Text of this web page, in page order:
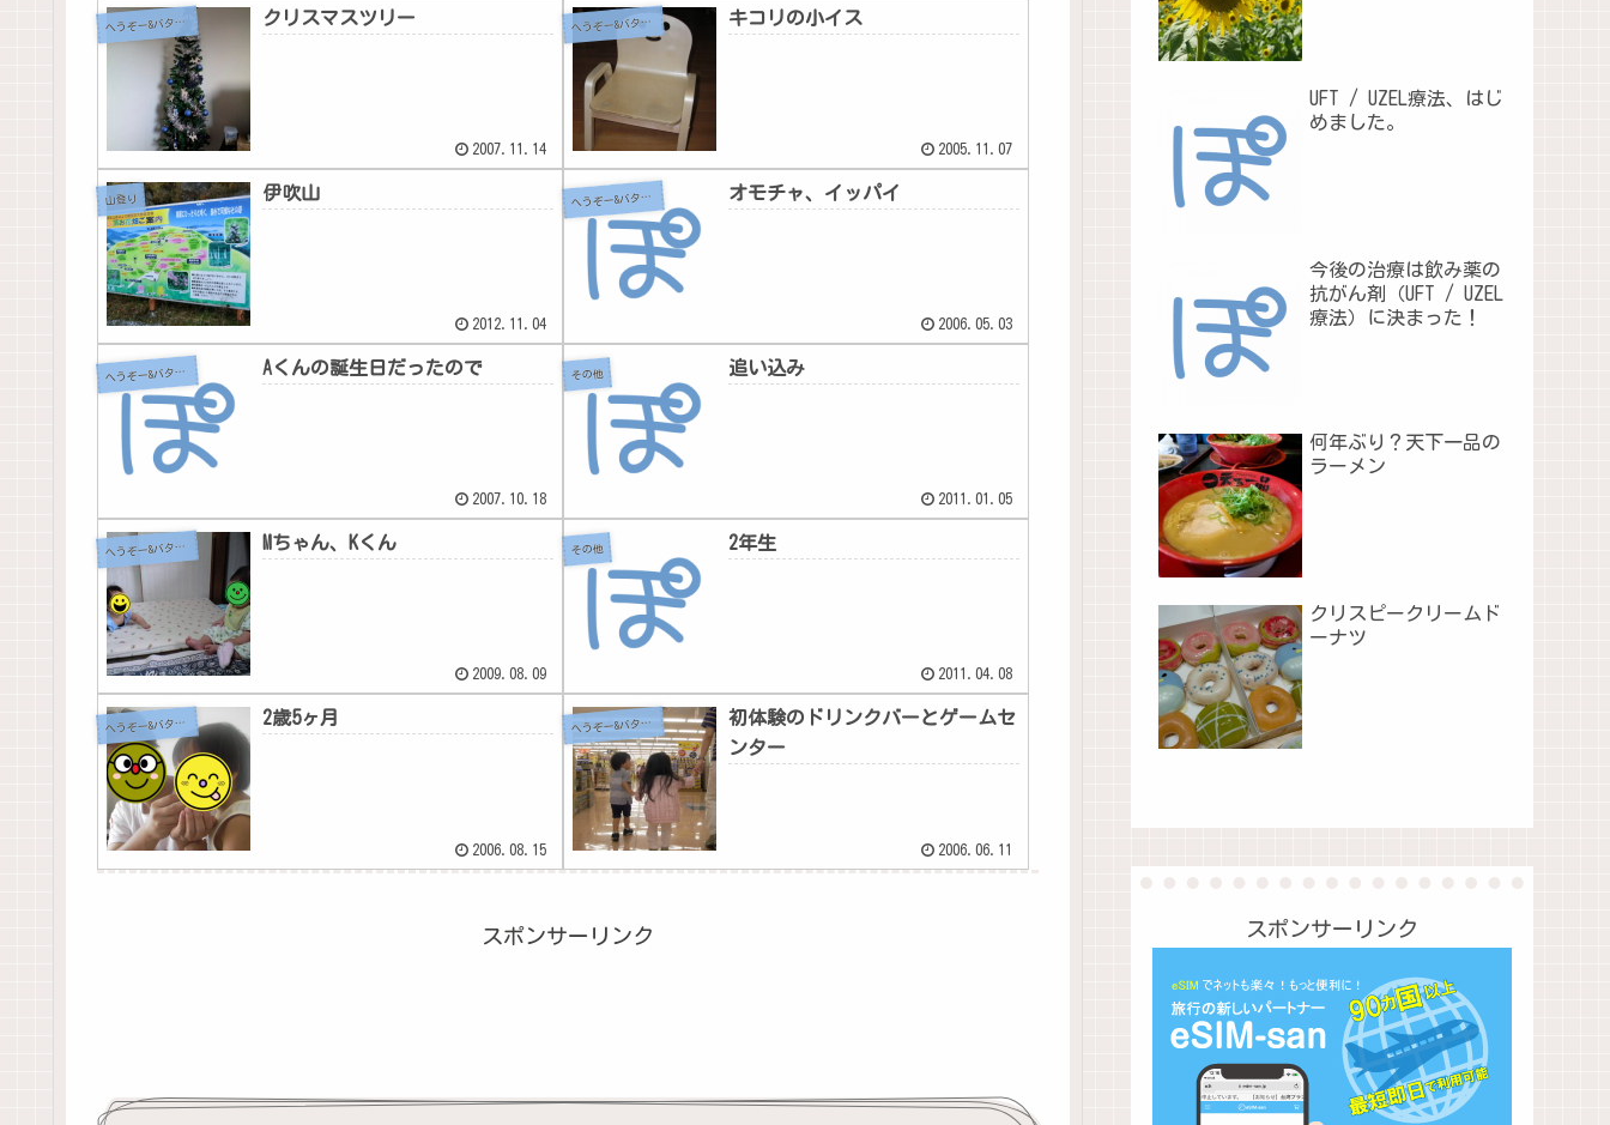
へ
うぞー&バタちゃん クリスマスツリー
2007.11.14
へ
うぞー&バタちゃん キコリの小イス
2005.11.07
山登り 伊吹山
2012.11.04
へ
うぞー&バタちゃん オモチャ、イッパイ
2006.05.03
へ
うぞー&バタちゃん Aくんの誕生日だったので
2007.10.18
その他 追い込み
2011.01.05
へ
うぞー&バタちゃん Mちゃん、Kくん
2009.08.09
その他 2年生
2011.04.08
へ
うぞー&バタちゃん 2歳5ヶ月
2006.08.15
へ
うぞー&バタちゃん
初体験のドリンクバーとゲームセ
ンター
2006.06.11
スポンサーリンク
UFT / UZEL療法、はじ
めました。
今後の治療は飲み薬の
抗がん剤（UFT / UZEL
療法）に決まった！
何年ぶり？天下一品の
ラーメン
クリスピークリームド
ーナツ
スポンサーリンク